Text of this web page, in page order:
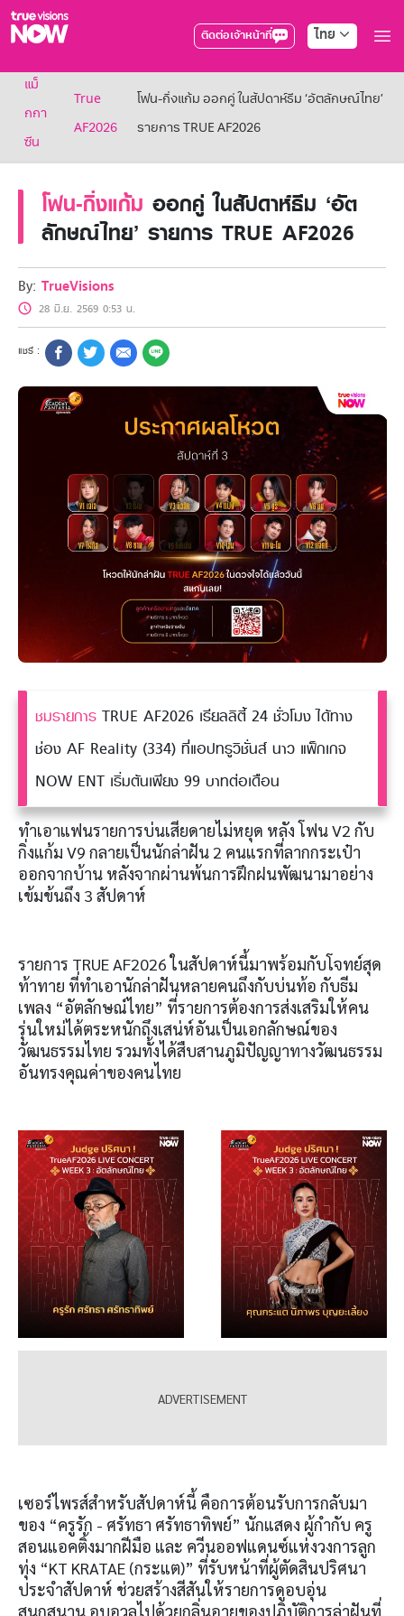
ติดต่อเจ้าหน้าที่ ไทย
True AF2026
แพ็กเกจ
NOW SPORTS
แพ็กเกจทรูวิชันส์นาวทั้งหมด
เคเบิลและจานดาวเทียม
สิทธิพิเศษ
Showtime
HoReCa
แพ็กเกจสำหรับผู้ประกอบการ
หาร้านร่วมรายการ
FAQs
แม็
กกา
ซีน
True
AF2026
โฟน-กิ่งแก้ม ออกคู่ ในสัปดาห์ธีม ‘อัตลักษณ์ไทย’
รายการ TRUE AF2026
โฟน-กิ่งแก้ม ออกคู่ ในสัปดาห์ธีม ‘อัต
ลักษณ์ไทย’ รายการ TRUE AF2026
By: TrueVisions
28 มิ.ย. 2569 0:53 น.
ชมรายการ TRUE AF2026 เรียลลิตี้ 24 ชั่วโมง ได้ทาง
ช่อง AF Reality (334) ที่แอปทรูวิชั่นส์ นาว แพ็กเกจ
NOW ENT เริ่มต้นเพียง 99 บาทต่อเดือน
ทำเอาแฟนรายการบ่นเสียดายไม่หยุด หลัง โฟน V2 กับ
กิ่งแก้ม V9 กลายเป็นนักล่าฝัน 2 คนแรกที่ลากกระเป๋า
ออกจากบ้าน หลังจากผ่านพ้นการฝึกฝนพัฒนามาอย่าง
เข้มข้นถึง 3 สัปดาห์
รายการ TRUE AF2026 ในสัปดาห์นี้มาพร้อมกับโจทย์สุด
ท้าทาย ที่ทำเอานักล่าฝันหลายคนถึงกับบ่นท้อ กับธีม
เพลง “อัตลักษณ์ไทย” ที่รายการต้องการส่งเสริมให้คน
รุ่นใหม่ได้ตระหนักถึงเสน่ห์อันเป็นเอกลักษณ์ของ
วัฒนธรรมไทย รวมทั้งได้สืบสานภูมิปัญญาทางวัฒนธรรม
อันทรงคุณค่าของคนไทย
เซอร์ไพรส์สำหรับสัปดาห์นี้ คือการต้อนรับการกลับมา
ของ “ครูรัก - ศรัทธา ศรัทธาทิพย์” นักแสดง ผู้กำกับ ครู
สอนแอคติ้งมากฝีมือ และ ควีนออฟแดนซ์แห่งวงการลูก
ทุ่ง “KT KRATAE (กระแต)” ที่รับหน้าที่ผู้ตัดสินปริศนา
ประจำสัปดาห์ ช่วยสร้างสีสันให้รายการดูอบอุ่น
สนุกสนาน อบอวลไปด้วยกลิ่นอายของปฏิบัติการล่าฝันที่